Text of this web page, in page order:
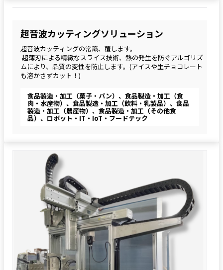
超音波カッティングソリューション
超音波カッティングの常識、覆します。
超薄刃による精緻なスライス技術、熱の発生を防ぐアルゴリズ
ムにより、品質の変性を防止します。(アイスや生チョコレート
も溶かさずカット！)
食品製造・加工（菓子・パン）、食品製造・加工（食
肉・水産物）、食品製造・加工（飲料・乳製品）、食品
製造・加工（農産物）、食品製造・加工（その他食
品）、ロボット・IT・IoT・フードテック